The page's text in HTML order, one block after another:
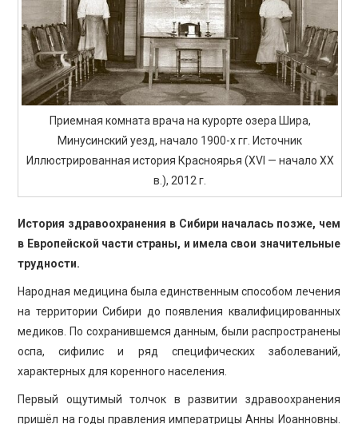
Приемная комната врача на курорте озера Шира,
Минусинский уезд, начало 1900-х гг. Источник
Иллюстрированная история Красноярья (XVI — начало XX
в.), 2012 г.
История здравоохранения в Сибири началась позже, чем
в Европейской части страны, и имела свои значительные
трудности.
Народная медицина была единственным способом лечения
на территории Сибири до появления квалифицированных
медиков. По сохранившемся данным, были распространены
оспа, сифилис и ряд специфических заболеваний,
характерных для коренного населения.
Первый ощутимый толчок в развитии здравоохранения
пришёл на годы правления императрицы Анны Иоанновны.